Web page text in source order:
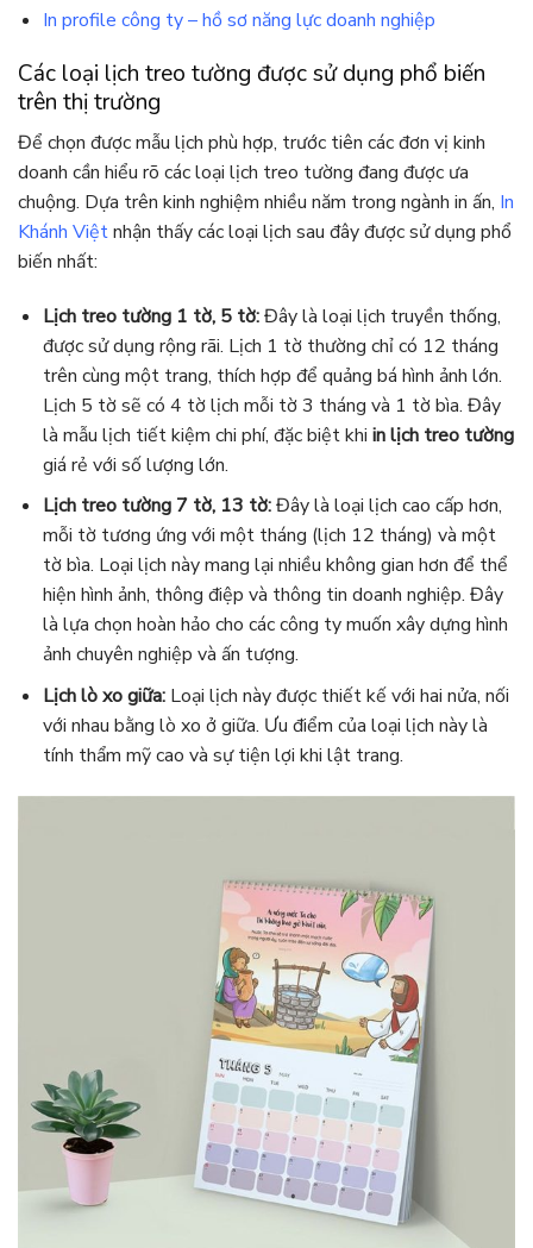
In profile công ty – hồ sơ năng lực doanh nghiệp
Các loại lịch treo tường được sử dụng phổ biến
trên thị trường
Để chọn được mẫu lịch phù hợp, trước tiên các đơn vị kinh
doanh cần hiểu rõ các loại lịch treo tường đang được ưa
chuộng. Dựa trên kinh nghiệm nhiều năm trong ngành in ấn, In
Khánh Việtnhận thấy các loại lịch sau đây được sử dụng phổ
biến nhất:
Lịch treo tường 1 tờ, 5 tờ:Đây là loại lịch truyền thống,
được sử dụng rộng rãi. Lịch 1 tờ thường chỉ có 12 tháng
trên cùng một trang, thích hợp để quảng bá hình ảnh lớn.
Lịch 5 tờ sẽ có 4 tờ lịch mỗi tờ 3 tháng và 1 tờ bìa. Đây
là mẫu lịch tiết kiệm chi phí, đặc biệt khi in lịch treo tường
giá rẻ với số lượng lớn.
Lịch treo tường 7 tờ, 13 tờ:Đây là loại lịch cao cấp hơn,
mỗi tờ tương ứng với một tháng (lịch 12 tháng) và một
tờ bìa. Loại lịch này mang lại nhiều không gian hơn để thể
hiện hình ảnh, thông điệp và thông tin doanh nghiệp. Đây
là lựa chọn hoàn hảo cho các công ty muốn xây dựng hình
ảnh chuyên nghiệp và ấn tượng.
Lịch lò xo giữa: Loại lịch này được thiết kế với hai nửa, nối
với nhau bằng lò xo ở giữa. Ưu điểm của loại lịch này là
tính thẩm mỹ cao và sự tiện lợi khi lật trang.